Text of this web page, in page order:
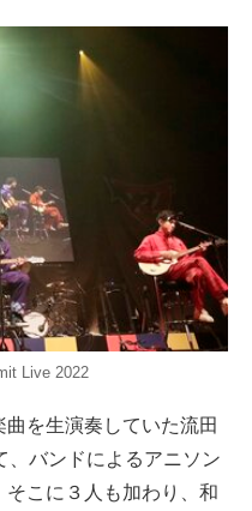
Live 2022
を生演奏していた流田
、バンドによるアニソン
そこに３人も加わり、和